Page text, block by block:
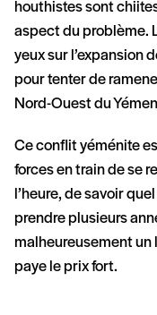
houthistes sont
aspect du problème.
yeux sur l’expansion
pour tenter de
Nord-Ouest du
Ce conflit yéménite
forces en train de se
l’heure, de savoir
prendre plusieurs
malheureusement
paye le prix fort.